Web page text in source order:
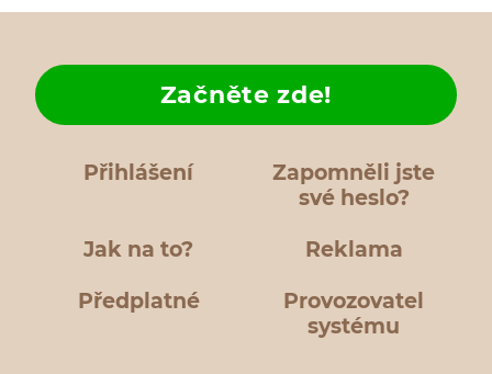
Přihlášení
Zapomněli jste
své heslo?
Jak na to?
Začněte zde!
Reklama
Předplatné
Provozovatel
systému